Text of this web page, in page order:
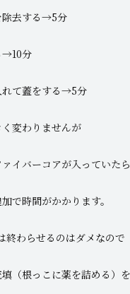
除去する→5分
→10分
れて蓋をする→5分
変わりませんが
イバーコアが入っていたら
で時間がかかります。
終わらせるのはダメなので
（根っこに薬を詰める）を